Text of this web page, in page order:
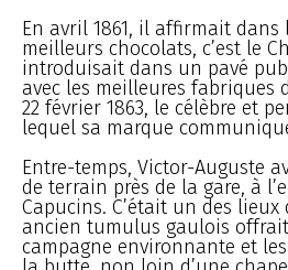
En avril 1861, il affirmait dans
meilleurs chocolats, c’est le
introduisait dans un pavé
avec les meilleures fabriques
22 février 1863, le célèbre et
lequel sa marque
Entre-temps, Victor-Auguste
de terrain près de la gare, à
Capucins. C’était un des
ancien tumulus gaulois
campagne environnante et